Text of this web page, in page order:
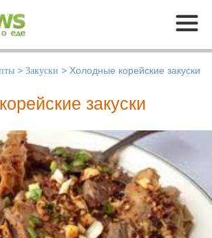
Меню
> Закуски > Холодные корейские закуски
закуски